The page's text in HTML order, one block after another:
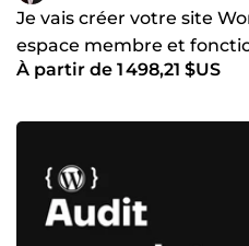
Je vais créer votre site
espace membre et
À partir de 1 498,21 $US